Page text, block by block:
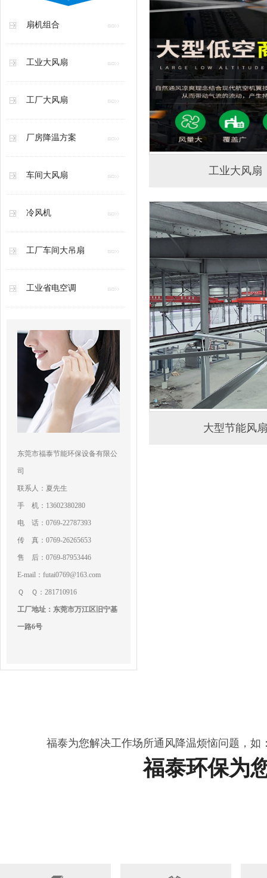
扇机组合
工业大风扇
工厂大风扇
厂房降温方案
车间大风扇
冷风机
工厂车间大吊扇
工业省电空调
东莞市福泰节能环保设备有限公
司
联系人：夏先生
手 机：13602380280
电 话：0769-22787393
传 真：0769-26265653
售 后：0769-87953446
E-mail：futai0769@163.com
Ｑ Ｑ：281710916
工厂地址：东莞市万江区旧宁基
一路6号
工业大风扇
大型节能风扇
福泰为您解决工作场所通风降温烦恼问题，
福泰环保为